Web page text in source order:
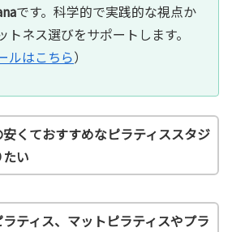
です。科学的で実践的な視点か
トネス選びをサポートします。
ルはこちら）
くておすすめなピラティススタジ
い
ティス、マットピラティスやプラ